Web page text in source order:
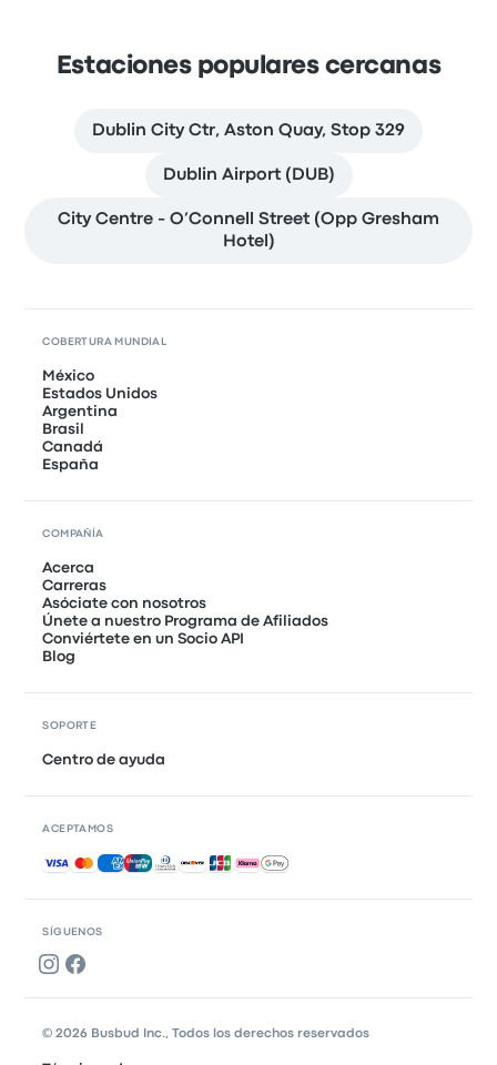
Estaciones populares cercanas
Dublin City Ctr, Aston Quay, Stop 329
Dublin Airport (DUB)
City Centre - O’Connell Street (Opp Gresham
Hotel)
SÍGUENOS
COBERTURA MUNDIAL
México
Estados Unidos
Argentina
Brasil
Canadá
España
COMPAÑÍA
Acerca
Carreras
Asóciate con nosotros
Únete a nuestro Programa de Afiliados
Conviértete en un Socio API
Blog
SOPORTE
Centro de ayuda
ACEPTAMOS
Pagos aceptados
© 2026 Busbud Inc., Todos los derechos reservados